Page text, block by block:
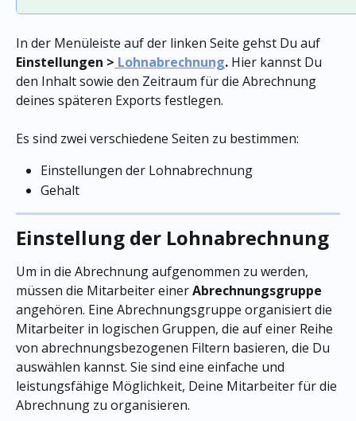
In der Menüleiste auf der linken Seite gehst Du auf
Einstellungen > Lohnabrechnung. Hier kannst Du
den Inhalt sowie den Zeitraum für die Abrechnung
deines späteren Exports festlegen.
Es sind zwei verschiedene Seiten zu bestimmen:
Einstellungen der Lohnabrechnung
Gehalt
Einstellung der Lohnabrechnung
Um in die Abrechnung aufgenommen zu werden,
müssen die Mitarbeiter einer Abrechnungsgruppe
angehören. Eine Abrechnungsgruppe organisiert die
Mitarbeiter in logischen Gruppen, die auf einer Reihe
von abrechnungsbezogenen Filtern basieren, die Du
auswählen kannst. Sie sind eine einfache und
leistungsfähige Möglichkeit, Deine Mitarbeiter für die
Abrechnung zu organisieren.